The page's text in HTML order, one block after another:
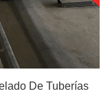
De Tuberías